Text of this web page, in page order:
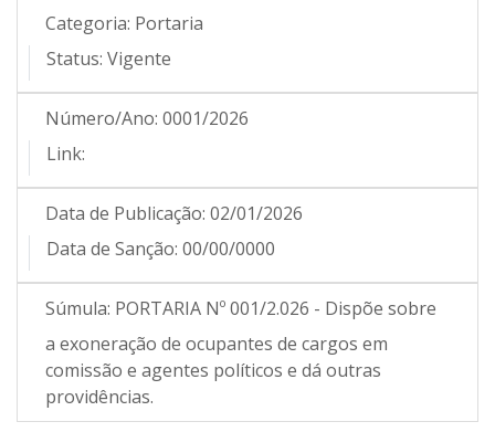
Categoria: Portaria
Status: Vigente
Número/Ano: 0001/2026
Link:
Data de Publicação: 02/01/2026
Data de Sanção: 00/00/0000
Súmula: PORTARIA Nº 001/2.026 - Dispõe sobre
a exoneração de ocupantes de cargos em
comissão e agentes políticos e dá outras
providências.